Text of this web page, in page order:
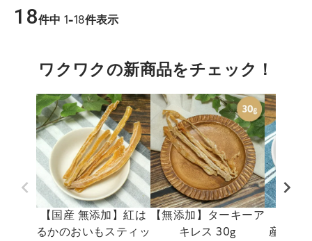
18件中 1-18件表示
ワクワクの新商品をチェック！
【国産 無添加】紅は
るかのおいもスティッ
【無添加】ターキーア
キレス 30g
産 穴子